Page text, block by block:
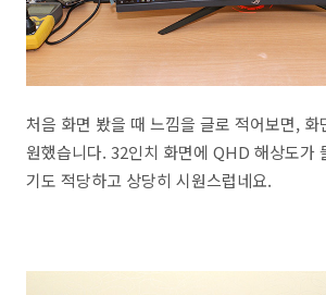
처음 화면 봤을 때 느낌을 글로 적어보면, 화
원했습니다. 32인치 화면에 QHD 해상도가
기도 적당하고 상당히 시원스럽네요.